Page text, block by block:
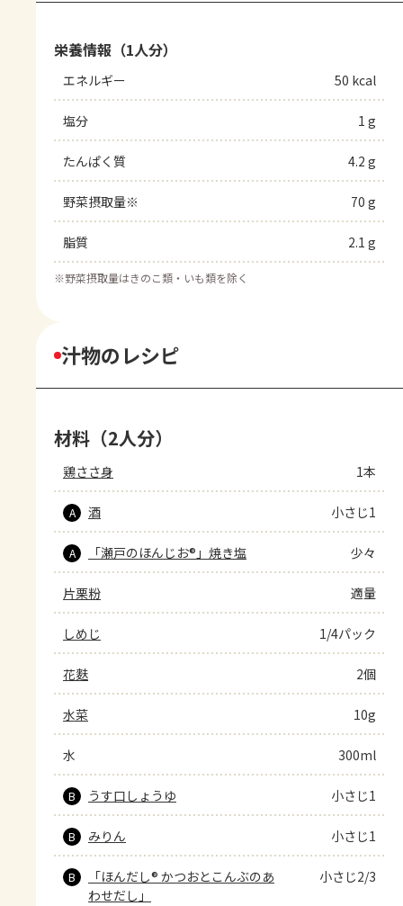
栄養情報（1人分）
エネルギー 50 kcal
塩分 1 g
たんぱく質 4.2 g
野菜摂取量※ 70 g
脂質 2.1 g
※野菜摂取量はきのこ類・いも類を除く
汁物のレシピ
材料（2人分）
鶏ささ身 1本
A 酒 小さじ1
A 「瀬戸のほんじお®」焼き塩 少々
片栗粉 適量
しめじ 1/4パック
花麩 2個
水菜 10g
水 300ml
B うす口しょうゆ 小さじ1
B みりん 小さじ1
B
「ほんだし® かつおとこんぶのあ
わせだし」
小さじ2/3